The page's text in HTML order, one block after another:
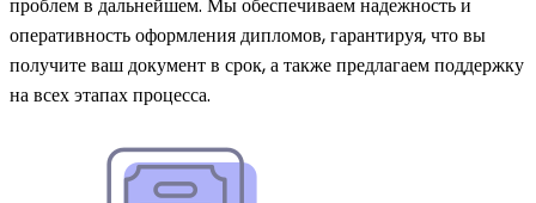
проблем в дальнейшем. Мы обеспечиваем надежность и
оперативность оформления дипломов, гарантируя, что вы
получите ваш документ в срок, а также предлагаем поддержку
на всех этапах процесса.